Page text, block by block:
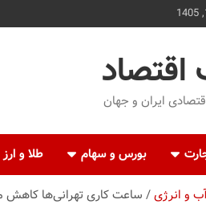
اقتصاد
ایران و جهان
بورس و سهام طلا و ارز
و انرژی ساعت کاری تهرانی‌ها کاهش